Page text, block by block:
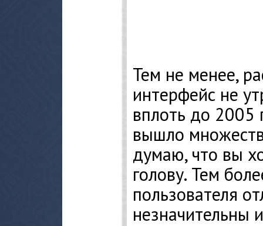
Тем не менее,
интерфейс не
вплоть до 2005
вышло
думаю, что вы
голову. Тем
пользователя
незначительны